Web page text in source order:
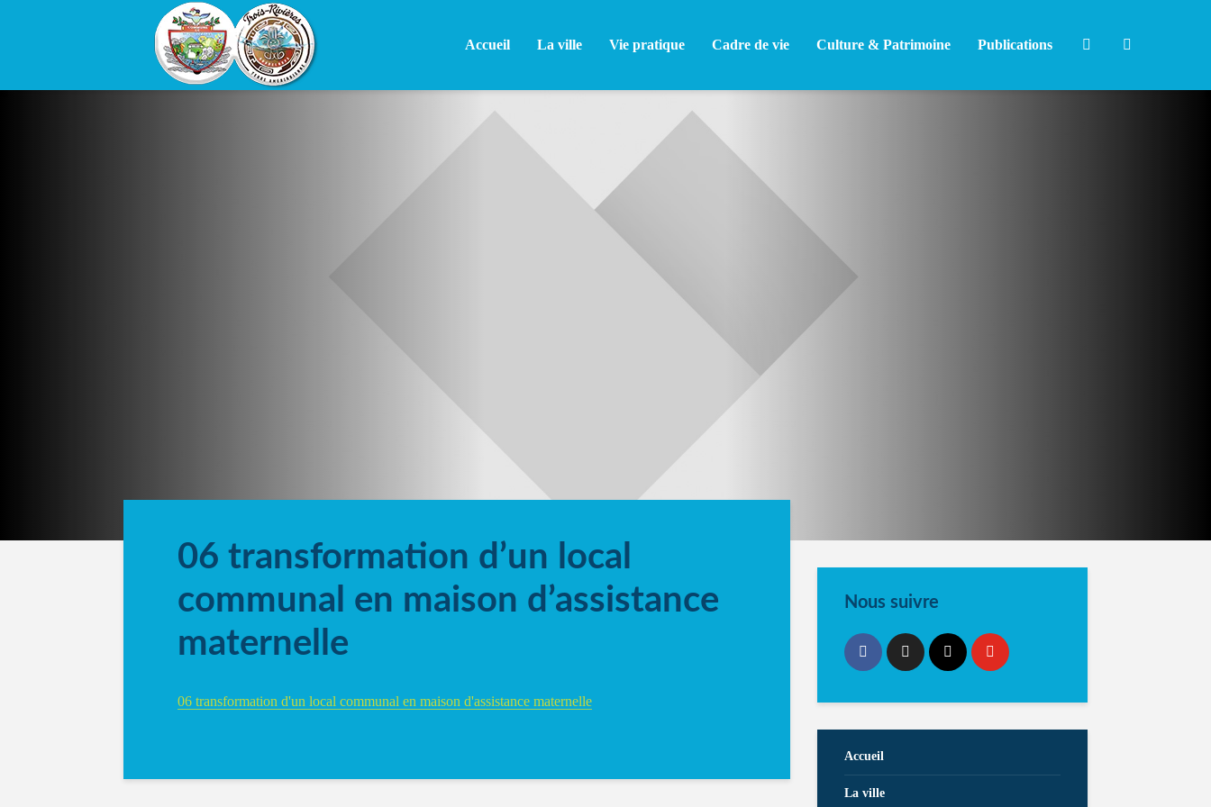
Accueil La ville Vie pratique Cadre de vie Culture & Patrimoine Publications
06 transformation d’un local
communal en maison d’assistance
maternelle
06 transformation d'un local communal en maison d'assistance maternelle
Nous suivre
Accueil
La ville